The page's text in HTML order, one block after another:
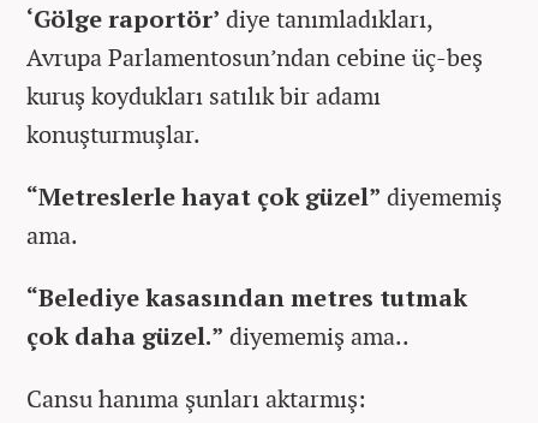
‘Gölge raportör’ diye tanımladıkları,
Avrupa Parlamentosun’ndan cebine üç-beş
kuruş koydukları satılık bir adamı
konuşturmuşlar.
“Metreslerle hayat çok güzel” diyememiş
ama.
“Belediye kasasından metres tutmak
çok daha güzel.” diyememiş ama..
Cansu hanıma şunları aktarmış: